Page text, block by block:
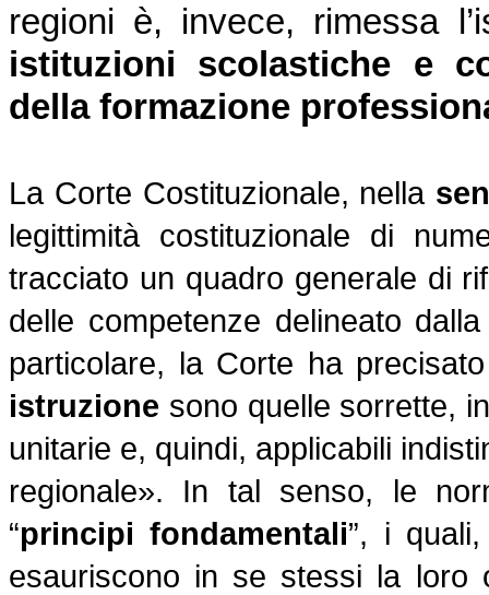
regioni è, invece, rimessa
istituzioni scolastiche e
della formazione
La Corte Costituzionale, nella
legittimità costituzionale di
tracciato un quadro generale di
delle competenze delineato
particolare, la Corte ha
istruzione sono quelle sorrette,
unitarie e, quindi, applicabili
regionale». In tal senso, le
“principi fondamentali”, i
esauriscono in se stessi la loro